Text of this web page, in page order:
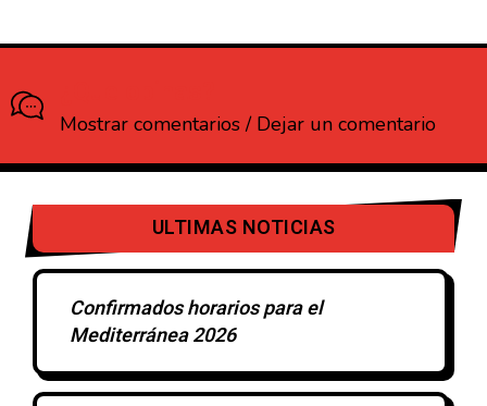
Mostrar comentarios / Dejar un comentario
ULTIMAS NOTICIAS
Confirmados horarios para el
Mediterránea 2026